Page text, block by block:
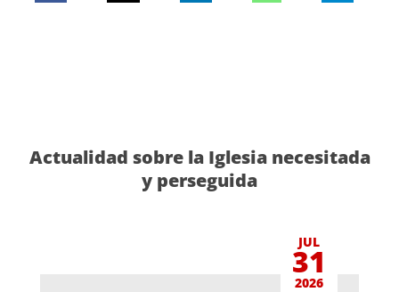
Actualidad sobre la Iglesia necesitada
y perseguida
JUL
31
2026